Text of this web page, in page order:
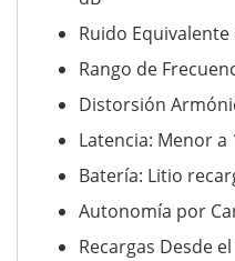
Ruido
Rango de
Distorsión
Latencia: Menor a
Batería: Litio
Autonomía por
Recargas Desde